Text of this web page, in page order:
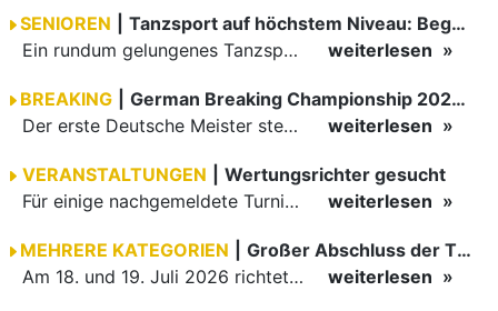
SENIOREN
Tanzsport auf höchstem Niveau: Begeisterung bei den Turnieren in…
Ein rundum gelungenes Tanzsport-Wochenende liegt hinter den Paaren und Organisatoren in Enzklösterle. Am 1. und 2. August 2026 verwandelte sich die Festhalle wieder in einen lebendigen Mittelpunkt des…
weiterlesen
BREAKING
German Breaking Championship 2026 in Hannover
Der erste Deutsche Meister steht fest B-Boy Roman siegt bei den Juniors
weiterlesen
VERANSTALTUNGEN
Wertungsrichter gesucht
Für einige nachgemeldete Turniere im 2 Halbjahr sucht der ZWE noch Wertungsrichter.
weiterlesen
MEHRERE KATEGORIEN
Großer Abschluss der TBW-Trophy in Weinheim
Am 18. und 19. Juli 2026 richtete die Tanzsportabteilung (TSA) der TSG 1862 Weinheim das Abschlussturnier der diesjährigen TBW-Trophy-Serie aus. Zum traditionellen Saisonfinale kamen rund 400 Starts über…
weiterlesen